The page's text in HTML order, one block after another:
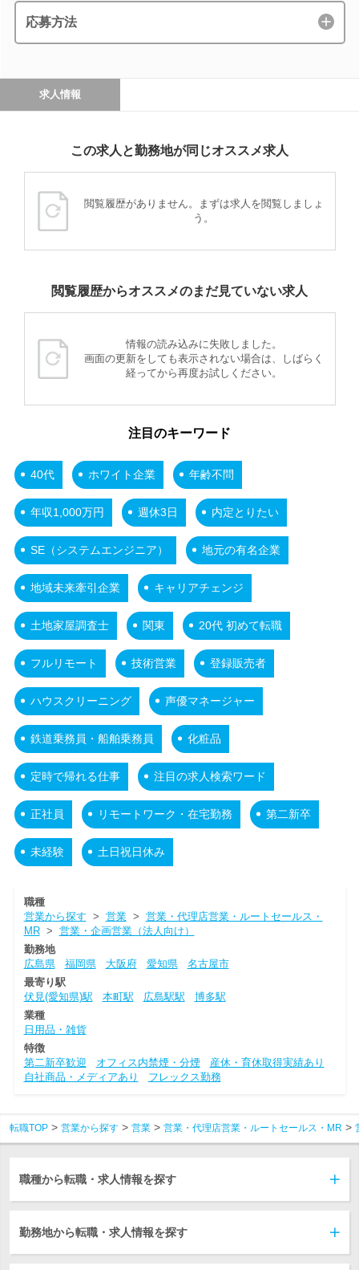
応募方法
求人情報
この求人と勤務地が同じオススメ求人
閲覧履歴がありません。まずは求人を閲覧しましょ
う。
閲覧履歴からオススメのまだ見ていない求人
情報の読み込みに失敗しました。
画面の更新をしても表示されない場合は、しばらく
経ってから再度お試しください。
注目のキーワード
40代 ホワイト企業 年齢不問
年収1,000万円 週休3日 内定とりたい
SE（システムエンジニア） 地元の有名企業
地域未来牽引企業 キャリアチェンジ
土地家屋調査士 関東 20代 初めて転職
フルリモート 技術営業 登録販売者
ハウスクリーニング 声優マネージャー
鉄道乗務員・船舶乗務員 化粧品
定時で帰れる仕事 注目の求人検索ワード
正社員 リモートワーク・在宅勤務 第二新卒
未経験 土日祝日休み
職種
営業から探す > 営業> 営業・代理店営業・ルートセールス・
MR> 営業・企画営業（法人向け）
勤務地
広島県
福岡県 大阪府 愛知県
名古屋市
最寄り駅
伏見(愛知県)駅
本町駅 広島駅駅
博多駅
業種
日用品・雑貨
特徴
第二新卒歓迎
オフィス内禁煙・分煙
産休・育休取得実績あり
自社商品・メディアあり
フレックス勤務
転職TOP 営業から探す 営業 営業・代理店営業・ルートセールス・MR
職種から転職・求人情報を探す
勤務地から転職・求人情報を探す